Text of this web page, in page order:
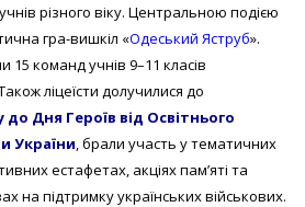
різного віку. Центральною подією
гра-вишкіл «Одеський Яструб».
15 команд учнів 9–11 класів
ліцеїсти долучилися до
до Дня Героїв від Освітнього
України, брали участь у тематичних
естафетах, акціях пам’яті та
на підтримку українських військових.